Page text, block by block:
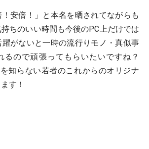
安倍！」と本名を晒されてながらも
ちのいい時間も今後のPC上だけでは
がないと一時の流行りモノ・真似事
るので頑張ってもらいたいですね？
知らない若者のこれからのオリジナ
す！